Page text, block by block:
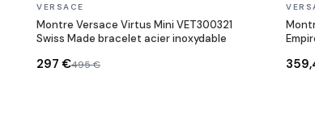
En stock
VERSACE
Montre Versace Virtus Mini VET300321
Swiss Made bracelet acier inoxydable
297 €495 €
En